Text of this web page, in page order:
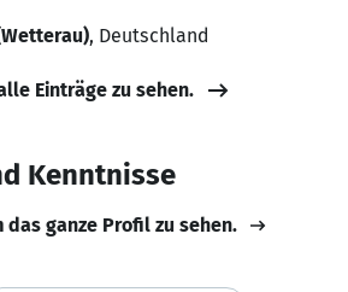
, Deutschland
Einträge zu sehen.
Kenntnisse
das ganze Profil zu sehen.